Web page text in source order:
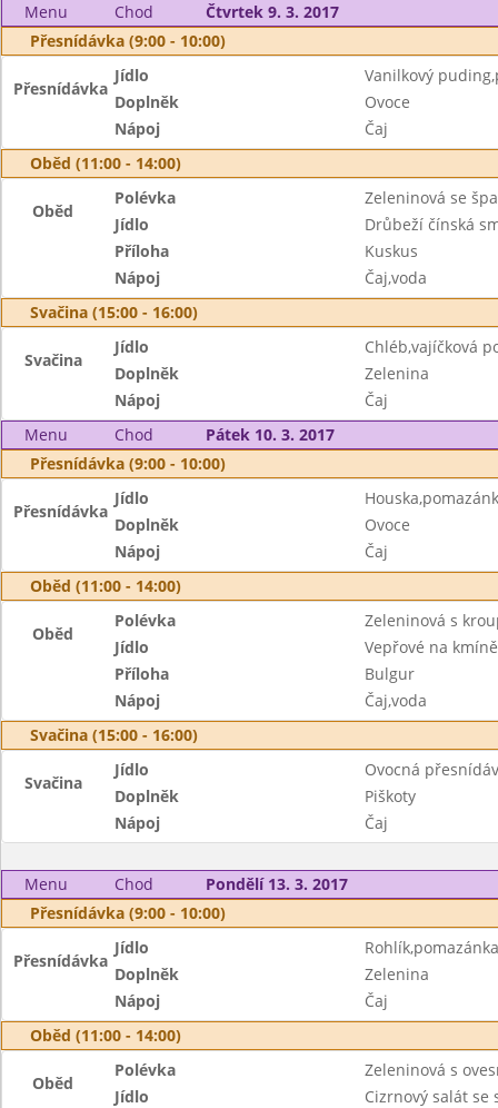
Menu
Chod
Čtvrtek 9. 3. 2017
Přesnídávka (9:00 - 10:00)
Přesnídávka
Jídlo
Vanilkový
Doplněk
Ovoce
Nápoj
Čaj
Oběd (11:00 - 14:00)
Oběd
Polévka
Zeleninová se
Jídlo
Drůbeží čínská
Příloha
Kuskus
Nápoj
Čaj,voda
Svačina (15:00 - 16:00)
Svačina
Jídlo
Chléb,vajíčková
Doplněk
Zelenina
Nápoj
Čaj
Menu
Chod
Pátek 10. 3. 2017
Přesnídávka (9:00 - 10:00)
Přesnídávka
Jídlo
Doplněk
Ovoce
Nápoj
Čaj
Oběd (11:00 - 14:00)
Oběd
Polévka
Zeleninová s
Jídlo
Vepřové na kmíně
Příloha
Bulgur
Nápoj
Čaj,voda
Svačina (15:00 - 16:00)
Svačina
Jídlo
Ovocná
Doplněk
Piškoty
Nápoj
Čaj
Menu Chod
Pondělí 13. 3. 2017
Přesnídávka (9:00 - 10:00)
Přesnídávka
Jídlo
Doplněk
Zelenina
Nápoj
Čaj
Oběd (11:00 - 14:00)
Oběd
Polévka
Zeleninová s
Jídlo
Cizrnový salát